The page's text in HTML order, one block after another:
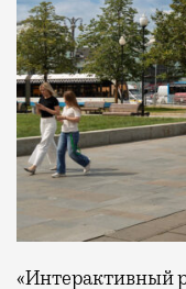
«Интерактивный